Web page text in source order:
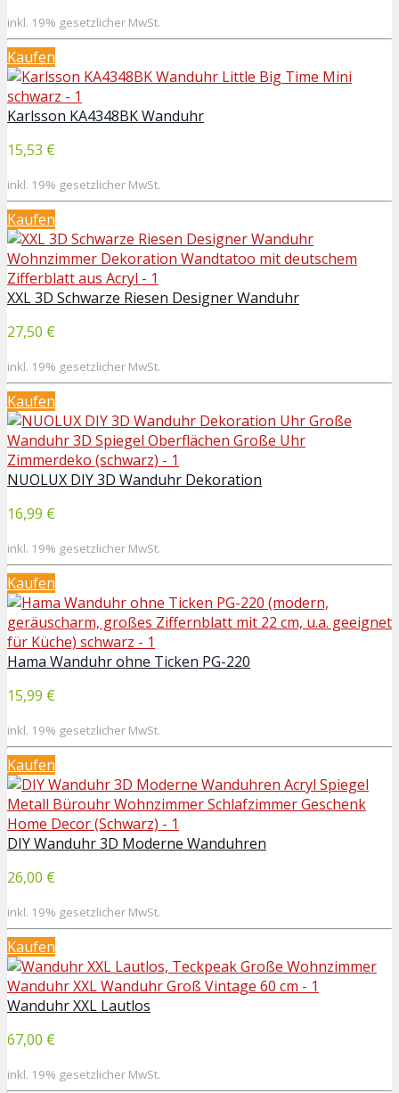
inkl. 19% gesetzlicher MwSt.
Kaufen
Karlsson KA4348BK Wanduhr
15,53 €
inkl. 19% gesetzlicher MwSt.
Kaufen
XXL 3D Schwarze Riesen Designer Wanduhr
27,50 €
inkl. 19% gesetzlicher MwSt.
Kaufen
NUOLUX DIY 3D Wanduhr Dekoration
16,99 €
inkl. 19% gesetzlicher MwSt.
Kaufen
Hama Wanduhr ohne Ticken PG-220
15,99 €
inkl. 19% gesetzlicher MwSt.
Kaufen
DIY Wanduhr 3D Moderne Wanduhren
26,00 €
inkl. 19% gesetzlicher MwSt.
Kaufen
Wanduhr XXL Lautlos
67,00 €
inkl. 19% gesetzlicher MwSt.